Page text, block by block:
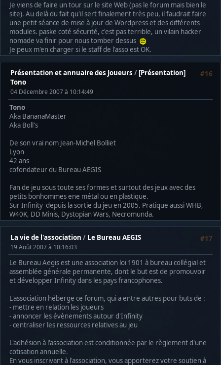
Je viens de faire un tour sur le site Web (pas le forum mais bien le
site). Au delà du fait qu'il sert finalement très peu, il faudrait faire
une petit séance de mise à jour de Wordpress et des différents
modules. paske coté sécurité, c'est pas terrible, un vilain hacker
nomade va finir pour nous tomber dessus
Je peux m'en charger si le staff de l'asso est OK.
#16
Présentation et annuaire des Joueurs / [Présentation]
Tono
04 Décembre 2007 à 10:14:49
Tono
Aka BananaMaster
Aka Boll's
De son vrai nom Jean-Michel Bolliet
Lyon
42 ans
cofondateur du Bureau AEGIS
Fan de jeu sous toute ses formes et surtout des jeux avec des
petits bonhommes ene métal ou en plastique.
Sur Infinity depuis la sortie du jeu en 2005. Pratique aussi WHB,
W40K, DD Minis, Dystopian Wars, Necromunda.
#17
La vie de l'association / Le Bureau AEGIS
19 Août 2007 à 10:16:03
Le Bureau Aegis est une association loi 1901 à bureau collégial et
assemblée générale permanente, dont le but est de promouvoir
et développer Infinity dans les pays francophones.
L'association héberge ce forum, qui a entre autres pour buts de :
- mettre en relation les joueurs
- annoncer les évènements autour d'Infinity
- centraliser les ressources relatives au jeu
L'adhésion à l'association est conditionnée par le règlement d'une
cotisation annuelle.
En vous inscrivant à l'association, vous apporterez votre soutien à